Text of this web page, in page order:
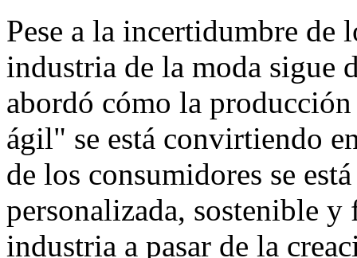
Pese a la incertidumbre de
industria de la moda sigue
abordó cómo la
ágil" se está convirtiendo
de los consumidores se
personalizada, sostenible
industria a pasar de la